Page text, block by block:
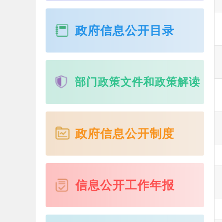
政府信息公开目录
部门政策文件和政策解读
政府信息公开制度
信息公开工作年报